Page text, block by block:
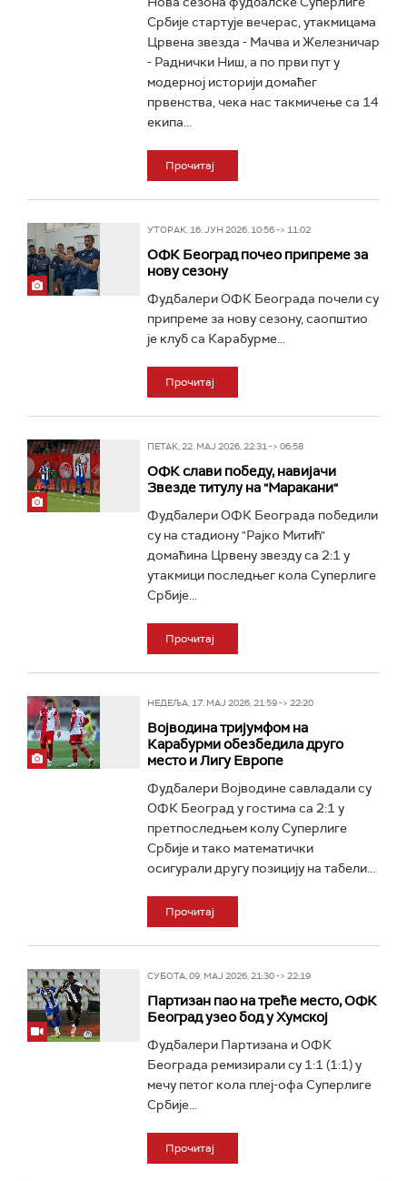
Србије стартује вечерас, утакмицама
Црвена звезда - Мачва и Железничар
- Раднички Ниш, а по први пут у
модерној историји домаћег
првенства, чека нас такмичење са 14
екипа...
Прочитај
УТОРАК, 16. ЈУН 2026, 10:56 -> 11:02
ОФК Београд почео припреме за
нову сезону
Фудбалери ОФК Београда почели су
припреме за нову сезону, саопштио
је клуб са Карабурме...
Прочитај
ПЕТАК, 22. МАЈ 2026, 22:31 -> 06:58
ОФК слави победу, навијачи
Звезде титулу на "Маракани"
Фудбалери ОФК Београда победили
су на стадиону "Рајко Митић"
домаћина Црвену звезду са 2:1 у
утакмици последњег кола Суперлиге
Србије...
Прочитај
НЕДЕЉА, 17. МАЈ 2026, 21:59 -> 22:20
Војводина тријумфом на
Карабурми обезбедила друго
место и Лигу Европе
Фудбалери Војводине савладали су
ОФК Београд у гостима са 2:1 у
претпоследњем колу Суперлиге
Србије и тако математички
осигурали другу позицију на табели...
Прочитај
СУБОТА, 09. МАЈ 2026, 21:30 -> 22:19
Партизан пао на треће место, ОФК
Београд узео бод у Хумској
Фудбалери Партизана и ОФК
Београда ремизирали су 1:1 (1:1) у
мечу петог кола плеј-офа Суперлиге
Србије...
Прочитај